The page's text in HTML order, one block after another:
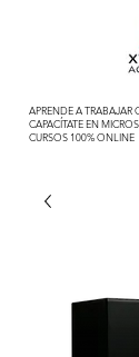
APRENDE A TRABAJAR
CAPACÍTATE EN
CURSOS 100% ONLINE